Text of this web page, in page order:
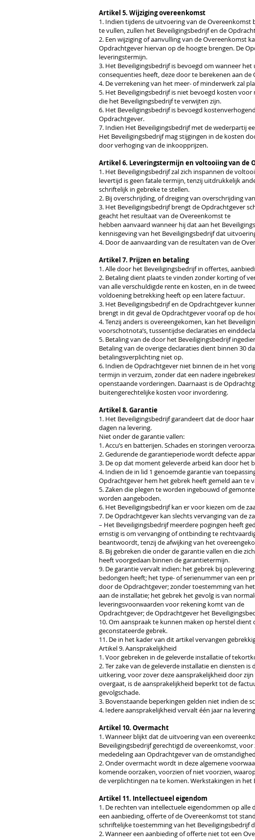
Artikel 5. Wijziging overeenkomst
1. Indien tijdens de uitvoering van de
te vullen, zullen het Beveiligingsbedrijf en de
2. Een wijziging of aanvulling van de Overeenkomst
Opdrachtgever hiervan op de hoogte brengen. De
leveringstermijn.
3. Het Beveiligingsbedrijf is bevoegd om wanneer
consequenties heeft, deze door te berekenen aan
4. De verrekening van het meer- of minderwerk zal
5. Het Beveiligingsbedrijf is niet bevoegd kosten
die het Beveiligingsbedrijf te verwijten zijn.
6. Het Beveiligingsbedrijf is bevoegd
Opdrachtgever.
7. Indien Het Beveiligingsbedrijf met de wederpartij
Het Beveiligingsbedrijf mag stijgingen in de kosten
door verhoging van de inkoopprijzen.
Artikel 6. Leveringstermijn en voltooiing van de
1. Het Beveiligingsbedrijf zal zich inspannen de
levertijd is geen fatale termijn, tenzij uitdrukkelijk
schriftelijk in gebreke te stellen.
2. Bij overschrijding, of dreiging van overschrijding
3. Het Beveiligingsbedrijf brengt de Opdrachtgever
geacht het resultaat van de Overeenkomst te
hebben aanvaard wanneer hij dat aan het
kennisgeving van het Beveiligingsbedrijf dat
4. Door de aanvaarding van de resultaten van de
Artikel 7. Prijzen en betaling
1. Alle door het Beveiligingsbedrijf in offertes,
2. Betaling dient plaats te vinden zonder korting of
van alle verschuldigde rente en kosten, en in de
voldoening betrekking heeft op een latere factuur.
3. Het Beveiligingsbedrijf en de Opdrachtgever
brengt in dit geval de Opdrachtgever vooraf op de
4. Tenzij anders is overeengekomen, kan het
voorschotnota’s, tussentijdse declaraties en
5. Betaling van de door het Beveiligingsbedrijf
Betaling van de overige declaraties dient binnen 30
betalingsverplichting niet op.
6. Indien de Opdrachtgever niet binnen de in het
termijn in verzuim, zonder dat een nadere
openstaande vorderingen. Daarnaast is de
buitengerechtelijke kosten voor invordering.
Artikel 8. Garantie
1. Het Beveiligingsbedrijf garandeert dat de door
dagen na levering.
Niet onder de garantie vallen:
1. Accu’s en batterijen. Schades en storingen
2. Gedurende de garantieperiode wordt defecte
3. De op dat moment geleverde arbeid kan door het
4. Indien de in lid 1 genoemde garantie van
Opdrachtgever hem het gebrek heeft gemeld aan te
5. Zaken die plegen te worden ingebouwd of
worden aangeboden.
6. Het Beveiligingsbedrijf kan er voor kiezen om de
7. De Opdrachtgever kan slechts vervanging van de
– Het Beveiligingsbedrijf meerdere pogingen heeft
ernstig is om vervanging of ontbinding te
beantwoordt, tenzij de afwijking van het
8. Bij gebreken die onder de garantie vallen en die
heeft voorgedaan binnen de garantietermijn.
9. De garantie vervalt indien: het gebrek bij
bedongen heeft; het type- of serienummer van een
door de Opdrachtgever; zonder toestemming van
aan de installatie; het gebrek het gevolg is van
leveringsvoorwaarden voor rekening komt van de
Opdrachtgever; de Opdrachtgever het
10. Om aanspraak te kunnen maken op herstel
geconstateerde gebrek.
11. De in het kader van dit artikel vervangen
Artikel 9. Aansprakelijkheid
1. Voor gebreken in de geleverde installatie of
2. Ter zake van de geleverde installatie en diensten
uitkering, voor zover deze aansprakelijkheid door
overgaat, is de aansprakelijkheid beperkt tot de
gevolgschade.
3. Bovenstaande beperkingen gelden niet indien de
4. Iedere aansprakelijkheid vervalt één jaar na
Artikel 10. Overmacht
1. Wanneer blijkt dat de uitvoering van een
Beveiligingsbedrijf gerechtigd de overeenkomst,
mededeling aan Opdrachtgever van de
2. Onder overmacht wordt in deze algemene
komende oorzaken, voorzien of niet voorzien,
de verplichtingen na te komen. Werkstakingen in
Artikel 11. Intellectueel eigendom
1. De rechten van intellectuele eigendommen op
een aanbieding, offerte of de Overeenkomst tot
schriftelijke toestemming van het Beveiligingsbedrijf
2. Wanneer een aanbieding of offerte niet tot een